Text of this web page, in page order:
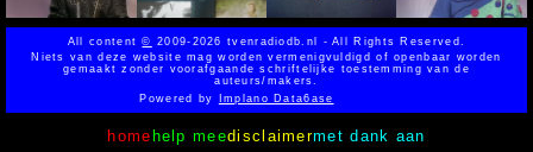
All content© 2009-2026 tvenradiodb.nl - All Rights Reserved.
Niets van deze website mag worden vermenigvuldigd of openbaar worden
gemaakt zonder voorafgaande schriftelijke toestemming van de
auteurs/makers.
Powered byImplano Data6ase
home help meedisclaimermet dank aan